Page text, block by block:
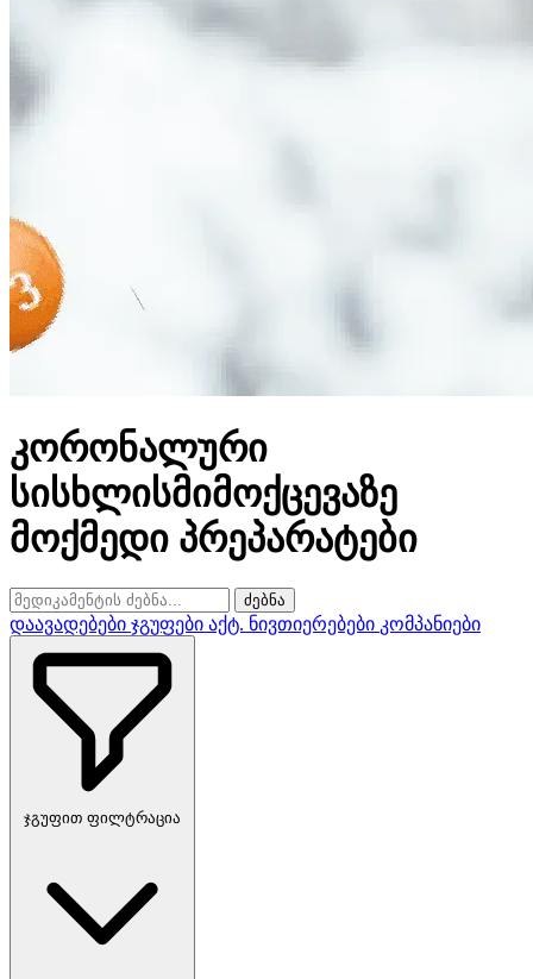
კორონალური
სისხლისმიმოქცევაზე
მოქმედი პრეპარატები
ძებნა
დაავადებები ჯგუფები აქტ. ნივთიერებები კომპანიები
ჯგუფით ფილტრაცია